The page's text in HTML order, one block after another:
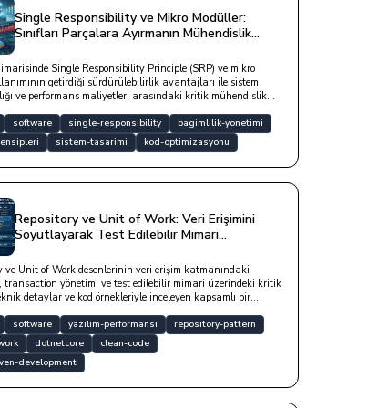
Single Responsibility ve Mikro Modüller:
Sınıfları Parçalara Ayırmanın Mühendislik
Maliyeti
Single Responsibility Principle (SRP) ve mikro
getirdiği sürdürülebilirlik avantajları ile sistem
ve performans maliyetleri arasındaki kritik mühendislik
software single-responsibility
bagimlilik-yonetimi
sistem-tasarimi kod-optimizasyonu
Repository ve Unit of Work: Veri Erişimini
Soyutlayarak Test Edilebilir Mimari
Oluşturmak
ve Unit of Work desenlerinin veri erişim katmanındaki
transaction yönetimi ve test edilebilir mimari üzerindeki kritik
detaylar ve kod örnekleriyle inceleyen kapsamlı bir
software yazilim-performansi
repository-pattern
dotnetcore
clean-code
development